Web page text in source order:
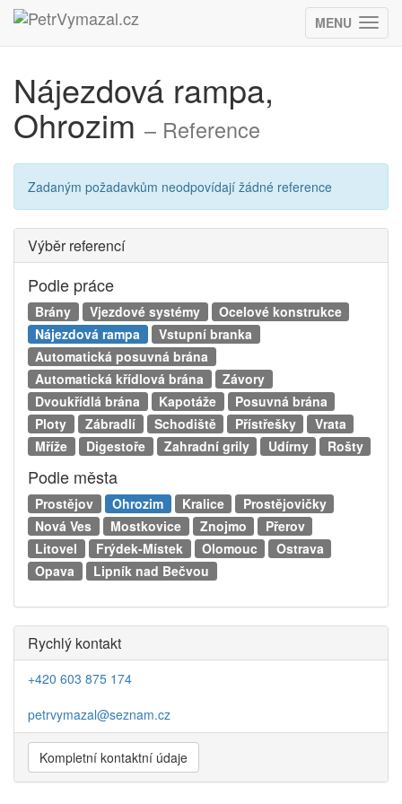
MENU
Nájezdová rampa,
Ohrozim – Reference
Zadaným požadavkům neodpovídají žádné reference
Výběr referencí
Podle práce
Brány Vjezdové systémy
Ocelové konstrukce
Nájezdová rampa
Vstupní branka
Automatická posuvná brána
Automatická křídlová brána
Závory
Dvoukřídlá brána
Kapotáže
Posuvná brána
Ploty
Zábradlí Schodiště Přístřešky
Vrata
Mříže
Digestoře Zahradní grily Udírny Rošty
Podle města
Prostějov Ohrozim Kralice
Prostějovičky
Nová Ves
Mostkovice Znojmo
Přerov
Litovel
Frýdek-Místek Olomouc
Ostrava
Opava
Lipník nad Bečvou
Rychlý kontakt
+420 603 875 174
petrvymazal@seznam.cz
Kompletní kontaktní údaje